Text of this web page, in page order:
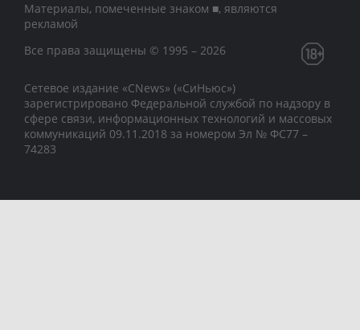
Материалы, помеченные знаком ■, являются
рекламой
Все права защищены © 1995 – 2026
Сетевое издание «CNews» («СиНьюс»)
зарегистрировано Федеральной службой по надзору в
сфере связи, информационных технологий и массовых
коммуникаций 09.11.2018 за номером Эл № ФС77 –
74283